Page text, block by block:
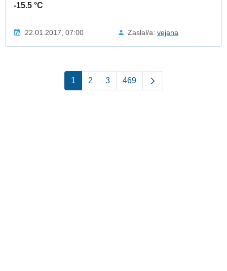
-15.5 °C
22.01.2017, 07:00 Zaslal/a: vejana
1 2 3 469